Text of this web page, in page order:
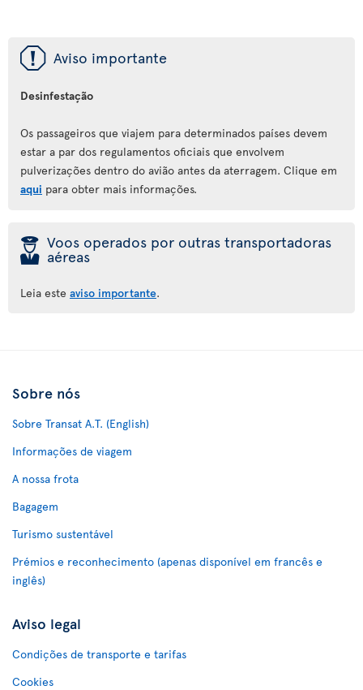
ü Aviso importante
Desinfestação
Os passageiros que viajem para determinados países devem
estar a par dos regulamentos oficiais que envolvem
pulverizações dentro do avião antes da aterragem. Clique em
aqui para obter mais informações.
þ Voos operados por outras transportadoras
aéreas
Leia este aviso importante.
Sobre nós
Sobre Transat A.T. (English)
Informações de viagem
A nossa frota
Bagagem
Turismo sustentável
Prémios e reconhecimento (apenas disponível em francês e
inglês)
Aviso legal
Condições de transporte e tarifas
Cookies